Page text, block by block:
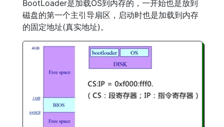
BootLoader是加载OS到内存的，一开始也是放到
磁盘的第一个主引导扇区，启动时也是加载到内存
的固定地址(真实地址)。